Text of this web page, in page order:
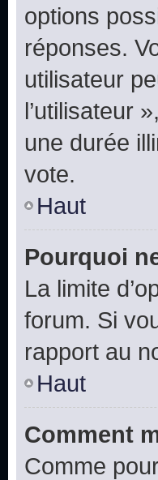
options
réponses.
utilisateur
l’utilisateur
une durée
vote.
Haut
Pourquoi
La limite
forum. Si
rapport au
Haut
Comment
Comme